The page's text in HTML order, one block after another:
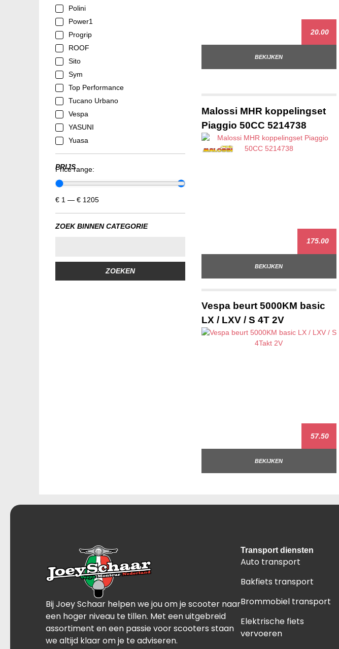
Polini
Power1
Progrip
ROOF
Sito
Sym
Top Performance
Tucano Urbano
Vespa
YASUNI
Yuasa
PRIJS
Price range:
€ 1 — € 1205
ZOEK BINNEN CATEGORIE
ZOEKEN
20.00
BEKIJKEN
Malossi MHR koppelingset
Piaggio 50CC 5214738
175.00
BEKIJKEN
Vespa beurt 5000KM basic
LX / LXV / S 4T 2V
57.50
BEKIJKEN
Bij Joey Schaar helpen we jou om je scooter naar
een hoger niveau te tillen. Met een uitgebreid
assortiment en een passie voor scooters staan
we altijd klaar om je te adviseren.
Transport diensten
Auto transport
Bakfiets transport
Brommobiel transport
Elektrische fiets
vervoeren